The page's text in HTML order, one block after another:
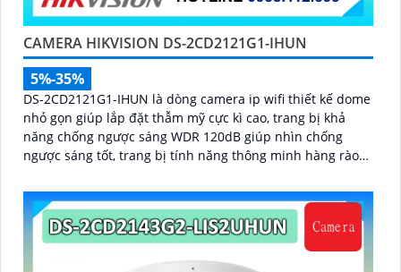
CAMERA HIKVISION DS-2CD2121G1-IHUN
5%-35%
DS-2CD2121G1-IHUN là dòng camera ip wifi thiết kế dome
nhỏ gọn giúp lắp đặt thẫm mỹ cực kì cao, trang bị khả
năng chống ngược sáng WDR 120dB giúp nhìn chống
ngược sáng tốt, trang bị tính năng thông minh hàng rào
30m